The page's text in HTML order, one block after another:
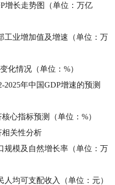
增长走势图（单位：万亿
工业增加值及增速（单位：万
化情况（单位：%）
2025年中国GDP增速的预测
心指标预测（单位：%）
关性分析
规模及自然增长率（单位：万
人均可支配收入（单位：元）